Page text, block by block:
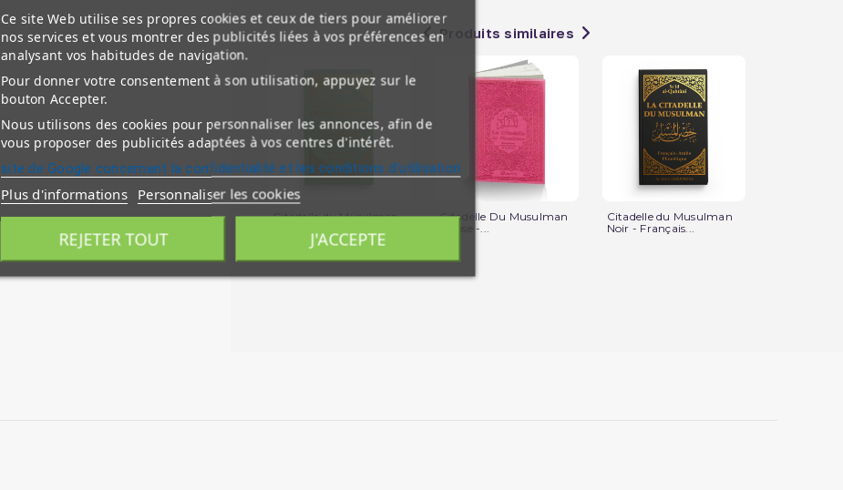
Produits similaires
Citadelle du Musulman
Citadelle Du Musulman
- Rose -...
Citadelle du Musulman
Noir - Français...
Ce site Web utilise ses propres cookies et ceux de tiers pour améliorer
nos services et vous montrer des publicités liées à vos préférences en
analysant vos habitudes de navigation.
Pour donner votre consentement à son utilisation, appuyez sur le
bouton Accepter.
Nous utilisons des cookies pour personnaliser les annonces, afin de
vous proposer des publicités adaptées à vos centres d'intérêt.
site de Google concernant la confidentialité et les conditions d'utilisation
Plus d'informations Personnaliser les cookies
REJETER TOUT J'ACCEPTE